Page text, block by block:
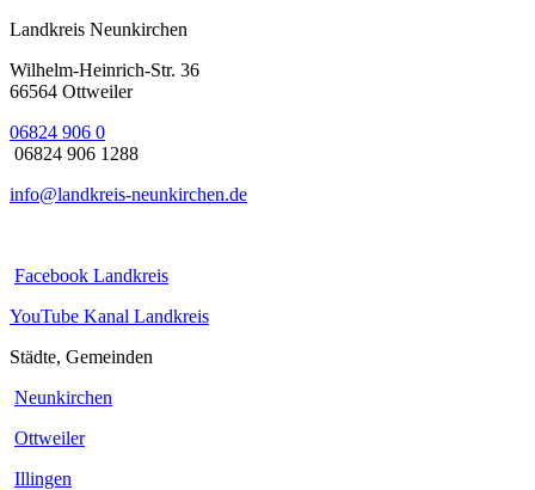
Landkreis Neunkirchen
Wilhelm-Heinrich-Str. 36
66564 Ottweiler
06824 906 0
06824 906 1288
info@landkreis-neunkirchen.de
Facebook Landkreis
YouTube Kanal Landkreis
Städte, Gemeinden
Neunkirchen
Ottweiler
Illingen